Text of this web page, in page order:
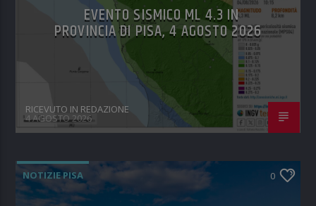
EVENTO SISMICO ML 4.3 IN
PROVINCIA DI PISA, 4 AGOSTO 2026
RICEVUTO IN REDAZIONE
4 AGOSTO 2026
NOTIZIE PISA 0